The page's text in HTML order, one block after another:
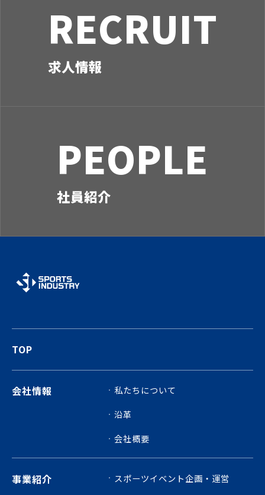
RECRUIT
求人情報
PEOPLE
社員紹介
TOP
会社情報
私たちについて
沿革
会社概要
事業紹介
スポーツイベント企画・運営